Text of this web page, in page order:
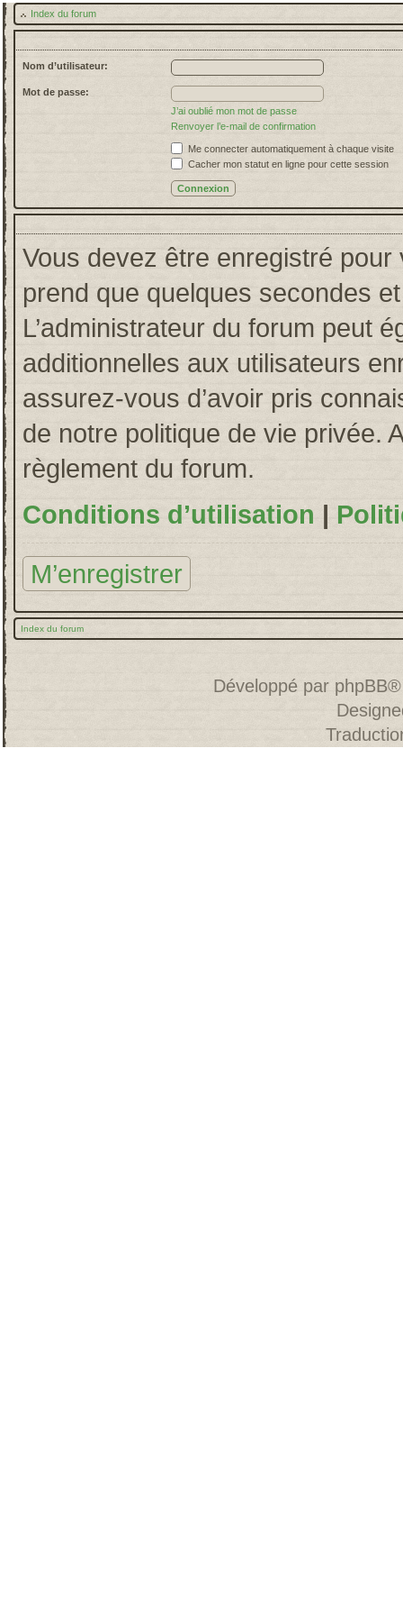
Index du forum
Nom d’utilisateur:
Mot de passe:
J’ai oublié mon mot de passe
Renvoyer l’e-mail de confirmation
Me connecter automatiquement à chaque visite
Cacher mon statut en ligne pour cette session
Vous devez être enregistré pour
prend que quelques secondes
L’administrateur du forum peut
additionnelles aux utilisateurs
assurez-vous d’avoir pris
de notre politique de vie privée.
règlement du forum.
Conditions d’utilisation |
M’enregistrer
Index du forum
Développé par phpBB®